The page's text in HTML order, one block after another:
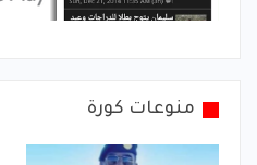
منوعات كورة